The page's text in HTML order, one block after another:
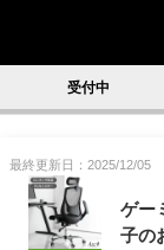
受付中
最終更新日：2025/12/05
ゲー
子の